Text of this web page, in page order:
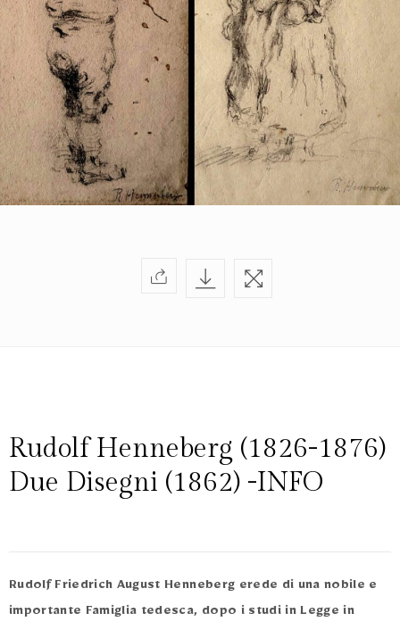
Artarchivio
GALLERIA
Rudolf Henneberg (1826-1876)
Due Disegni (1862) -INFO
Rudolf Friedrich August Henneberg erede di una nobile e
importante Famiglia tedesca, dopo i studi in Legge in